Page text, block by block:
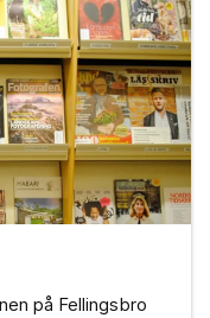
på Fellingsbro